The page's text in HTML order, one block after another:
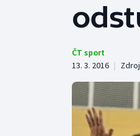
Tenis
Cyklistika
ČT sport
13. 3. 2016 |